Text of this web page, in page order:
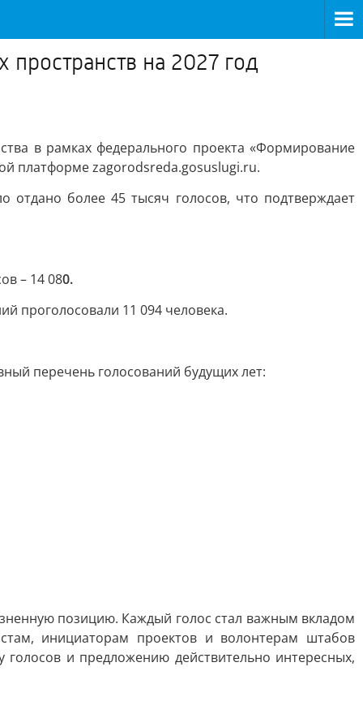
на 2027 год
в рамках федерального проекта «Формирование
платформе zagorodsreda.gosuslugi.ru.
отдано более 45 тысяч голосов, что подтверждает
– 14 080.
проголосовали 11 094 человека.
перечень голосований будущих лет:
позицию. Каждый голос стал важным вкладом
инициаторам проектов и волонтерам штабов
и предложению действительно интересных,